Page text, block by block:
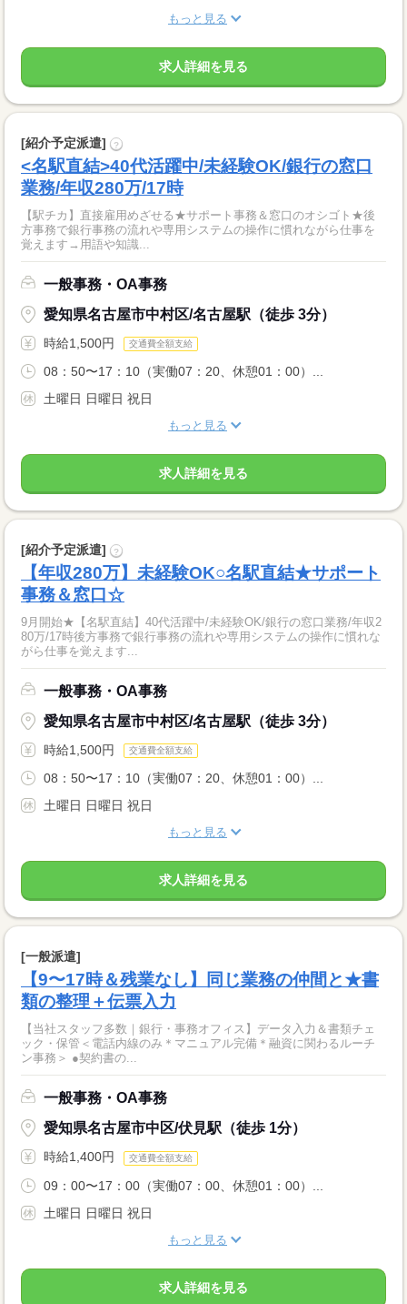
もっと見る
求人詳細を見る
[紹介予定派遣] ?
<名駅直結>40代活躍中/未経験OK/銀行の窓口
業務/年収280万/17時
【駅チカ】直接雇用めざせる★サポート事務＆窓口のオシゴト★後
方事務で銀行事務の流れや専用システムの操作に慣れながら仕事を
覚えます→用語や知識...
一般事務・OA事務
愛知県名古屋市中村区/名古屋駅（徒歩 3分）
時給1,500円 交通費全額支給
08：50〜17：10（実働07：20、休憩01：00）...
土曜日 日曜日 祝日
もっと見る
求人詳細を見る
[紹介予定派遣] ?
【年収280万】未経験OK○名駅直結★サポート
事務＆窓口☆
9月開始★【名駅直結】40代活躍中/未経験OK/銀行の窓口業務/年収2
80万/17時後方事務で銀行事務の流れや専用システムの操作に慣れな
がら仕事を覚えます...
一般事務・OA事務
愛知県名古屋市中村区/名古屋駅（徒歩 3分）
時給1,500円 交通費全額支給
08：50〜17：10（実働07：20、休憩01：00）...
土曜日 日曜日 祝日
もっと見る
求人詳細を見る
[一般派遣]
【9〜17時＆残業なし】同じ業務の仲間と★書
類の整理＋伝票入力
【当社スタッフ多数｜銀行・事務オフィス】データ入力＆書類チェ
ック・保管＜電話内線のみ＊マニュアル完備＊融資に関わるルーチ
ン事務＞ ●契約書の...
一般事務・OA事務
愛知県名古屋市中区/伏見駅（徒歩 1分）
時給1,400円 交通費全額支給
09：00〜17：00（実働07：00、休憩01：00）...
土曜日 日曜日 祝日
もっと見る
求人詳細を見る